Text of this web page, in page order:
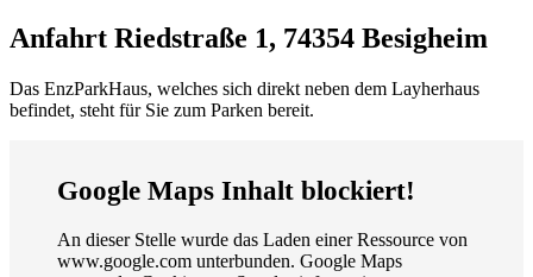
Anfahrt Riedstraße 1, 74354 Besigheim
Das EnzParkHaus, welches sich direkt neben dem Layherhaus
befindet, steht für Sie zum Parken bereit.
Google Maps Inhalt blockiert!
An dieser Stelle wurde das Laden einer Ressource von
www.google.com unterbunden. Google Maps